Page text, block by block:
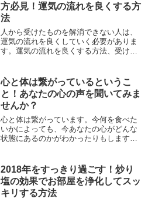
方必見！運気の流れを良くする方
法
人から受けたものを解消できない人は、
運気の流れを良くしていく必要がありま
す。運気の流れを良くする方法、受けた
き事とは？
心と体は繋がっているというこ
と！あなたの心の声を聞いてみま
せんか？
心と体は繋がっています。今何を食べた
いかによっても、今あなたの心がどんな
状態にあるのかがわかったりもします。
思うときのあなたの心の状態について、
ご紹介します。
2018年をすっきり過ごす！炒り
塩の効果でお部屋を浄化してスッ
キリする方法